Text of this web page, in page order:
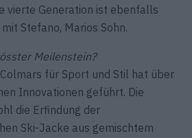
vierte Generation ist ebenfalls
Stefano, Marios Sohn.
Meilenstein?
für Sport und Stil hat über
Innovationen geführt. Die
die Erfindung der
Ski-Jacke aus gemischtem